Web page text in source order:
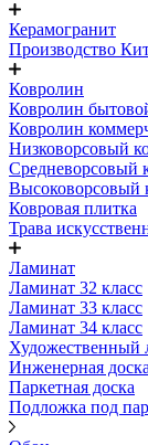
Керамогранит
Производство
Ковролин
Ковролин
Ковролин
Низковорсовый
Средневорсовый
Высоковорсовый
Ковровая плитка
Трава
Ламинат
Ламинат 32 класс
Ламинат 33 класс
Ламинат 34 класс
Художественный
Инженерная доска
Паркетная доска
Подложка под